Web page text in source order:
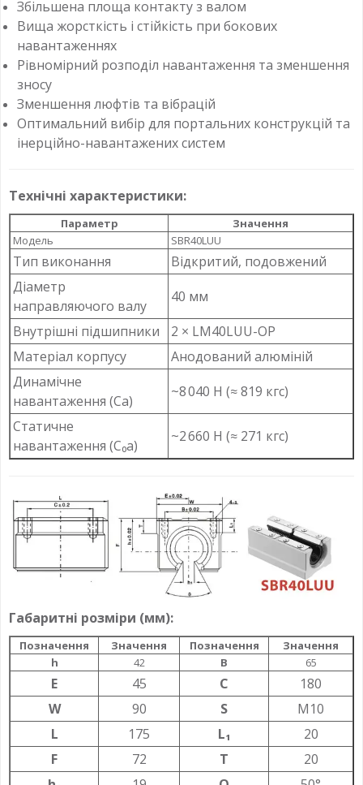
Збільшена площа контакту з валом
Вища жорсткість і стійкість при бокових
навантаженнях
Рівномірний розподіл навантаження та зменшення
зносу
Зменшення люфтів та вібрацій
Оптимальний вибір для портальних конструкцій та
інерційно-навантажених систем
Технічні характеристики:
Параметр
Значення
Модель
SBR40LUU
Тип виконання
Відкритий, подовжений
Діаметр
направляючого валу
40 мм
Внутрішні підшипники
2 × LM40LUU-OP
Матеріал корпусу
Анодований алюміній
Динамічне
навантаження (Ca)
~8 040 Н (≈ 819 кгс)
Статичне
навантаження (C₀a)
~2 660 Н (≈ 271 кгс)
Габаритні розміри (мм):
Позначення Значення Позначення
Значення
h
42 B 65
E 45 C
180
W
90 S
M10
L
175 L₁
20
F
72 T
20